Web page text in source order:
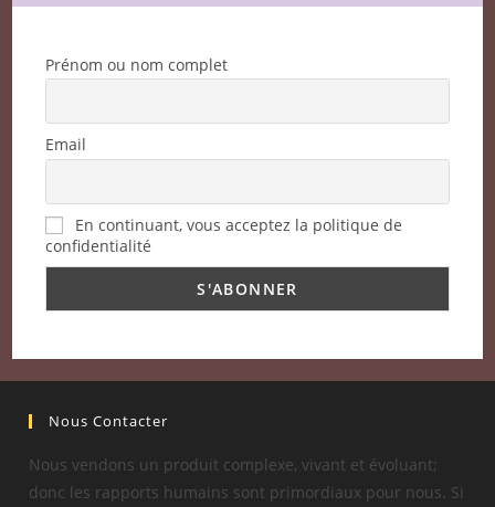
Prénom ou nom complet
Email
En continuant, vous acceptez la politique de
confidentialité
Nous Contacter
Nous vendons un produit complexe, vivant et évoluant;
donc les rapports humains sont primordiaux pour nous. Si